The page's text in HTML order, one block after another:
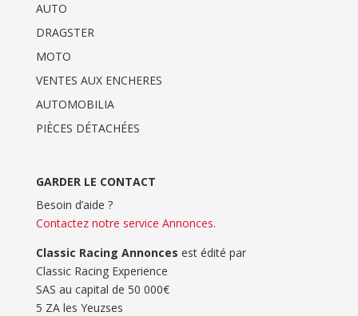
AUTO
DRAGSTER
MOTO
VENTES AUX ENCHERES
AUTOMOBILIA
PIÈCES DÉTACHÉES
GARDER LE CONTACT
Besoin d’aide ?
Contactez notre service Annonces.
Classic Racing Annonces est édité par
Classic Racing Experience
SAS au capital de 50 000€
5 ZA les Yeuzses